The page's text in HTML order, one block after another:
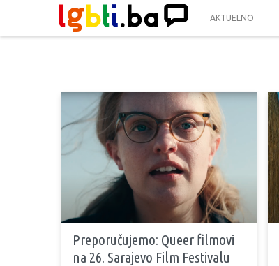
AKTUELNO
Preporučujemo: Queer filmovi
na 26. Sarajevo Film Festivalu